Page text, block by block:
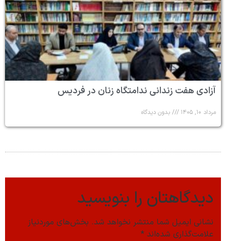
آزادی هفت زندانی ندامتگاه زنان در فردیس
مرداد ۱۰, ۱۴۰۵ بدون دیدگاه
دیدگاهتان را بنویسید
نشانی ایمیل شما منتشر نخواهد شد. بخش‌های موردنیاز
علامت‌گذاری شده‌اند *